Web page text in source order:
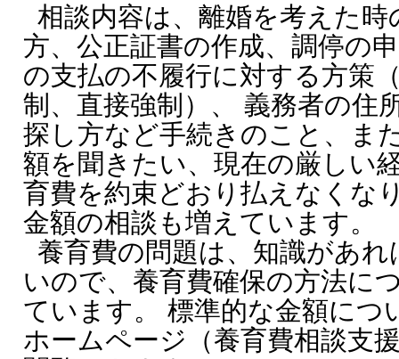
相談内容は、離婚を考えた
方、公正証書の作成、調停の
の支払の不履行に対する方策
制、直接強制）、 義務者の住
探し方など手続きのこと、ま
額を聞きたい、現在の厳しい
育費を約束どおり払えなくな
金額の相談も増えています。
養育費の問題は、知識があ
いので、養育費確保の方法に
ています。 標準的な金額につ
ホームページ（養育費相談支